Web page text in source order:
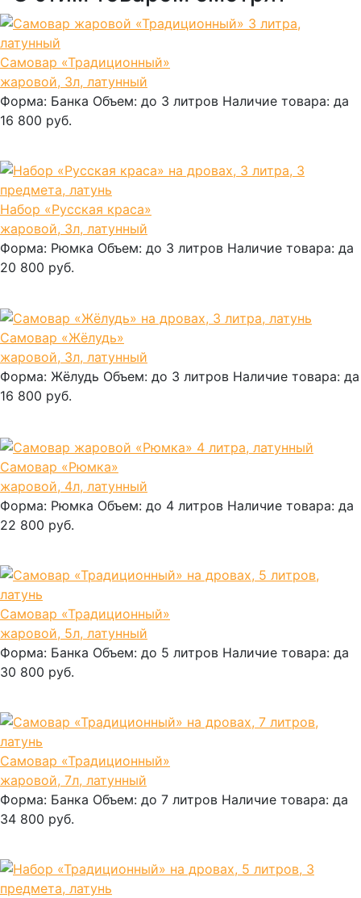
Самовар «Традиционный»
жаровой, 3л, латунный
Форма: Банка Объем: до 3 литров Наличие товара: да
16 800 руб.
Набор «Русская краса»
жаровой, 3л, латунный
Форма: Рюмка Объем: до 3 литров Наличие товара: да
20 800 руб.
Самовар «Жёлудь»
жаровой, 3л, латунный
Форма: Жёлудь Объем: до 3 литров Наличие товара: да
16 800 руб.
Самовар «Рюмка»
жаровой, 4л, латунный
Форма: Рюмка Объем: до 4 литров Наличие товара: да
22 800 руб.
Самовар «Традиционный»
жаровой, 5л, латунный
Форма: Банка Объем: до 5 литров Наличие товара: да
30 800 руб.
Самовар «Традиционный»
жаровой, 7л, латунный
Форма: Банка Объем: до 7 литров Наличие товара: да
34 800 руб.